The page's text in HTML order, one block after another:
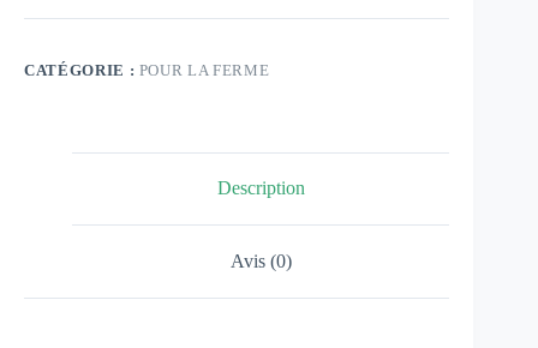
CATÉGORIE : POUR LA FERME
Description
Avis (0)